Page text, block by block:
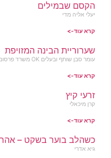
הקסם שבמילים
יעלי אליה מדי
קרא עוד->
שערוריית הבינה המזויפת
עומר סבן שותף ובעלים OK משרד פרסום, קיבוץ כפר חרוב
קרא עוד->
זרעי קיץ
קרן מיכאלי
קרא עוד->
כשהלב בוער בשקט –
גיא אדרי